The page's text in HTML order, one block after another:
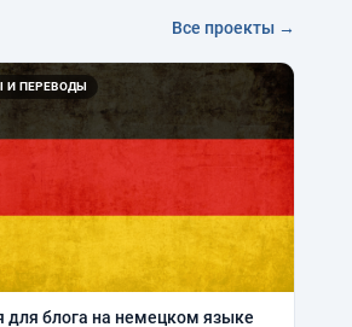
Все проекты →
И ПЕРЕВОДЫ
для блога на немецком языке